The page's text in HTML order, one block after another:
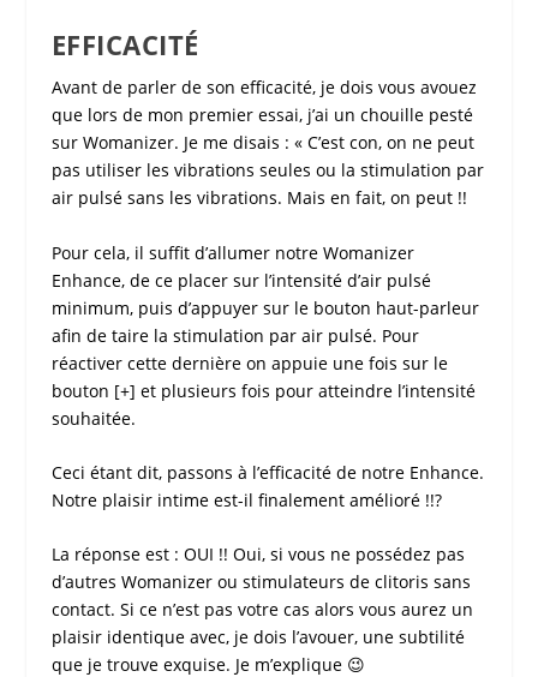
EFFICACITÉ
Avant de parler de son efficacité, je dois vous avouez
que lors de mon premier essai, j’ai un chouille pesté
sur Womanizer. Je me disais : « C’est con, on ne peut
pas utiliser les vibrations seules ou la stimulation par
air pulsé sans les vibrations. Mais en fait, on peut !!
Pour cela, il suffit d’allumer notre Womanizer
Enhance, de ce placer sur l’intensité d’air pulsé
minimum, puis d’appuyer sur le bouton haut-parleur
afin de taire la stimulation par air pulsé. Pour
réactiver cette dernière on appuie une fois sur le
bouton [+] et plusieurs fois pour atteindre l’intensité
souhaitée.
Ceci étant dit, passons à l’efficacité de notre Enhance.
Notre plaisir intime est-il finalement amélioré !!?
La réponse est : OUI !! Oui, si vous ne possédez pas
d’autres Womanizerou stimulateurs de clitoris sans
contact. Si ce n’est pas votre cas alors vous aurez un
plaisir identique avec, je dois l’avouer, une subtilité
que je trouve exquise. Je m’explique 😉